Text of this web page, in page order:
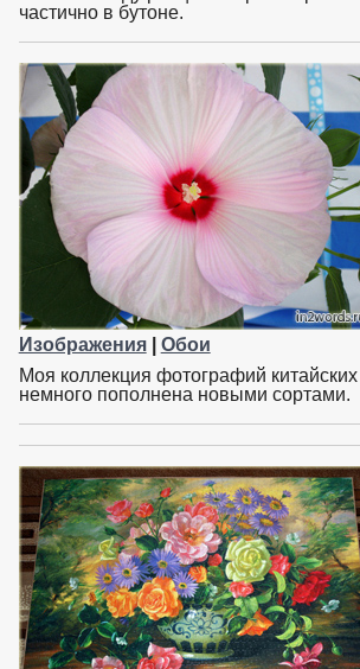
частично в бутоне.
Изображения| Обои
Моя коллекция фотографий
немного пополнена новыми сортами.